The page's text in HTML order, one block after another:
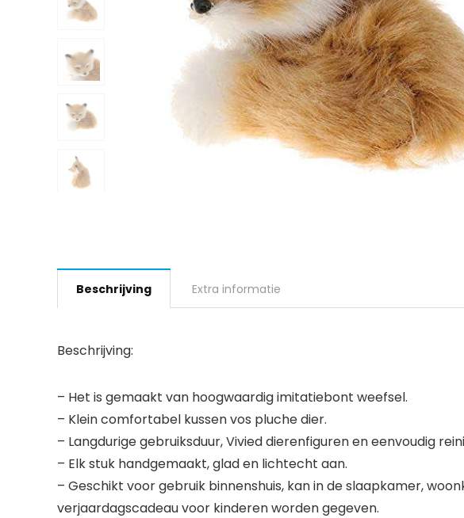
Beschrijving Extra informatie
Beschrijving:
– Het is gemaakt van hoogwaardig imitatiebont weefsel.
– Klein comfortabel kussen vos pluche dier.
– Langdurige gebruiksduur, Vivied dierenfiguren en eenvoudig
– Elk stuk handgemaakt, glad en lichtecht aan.
– Geschikt voor gebruik binnenshuis, kan in de slaapkamer,
verjaardagscadeau voor kinderen worden gegeven.